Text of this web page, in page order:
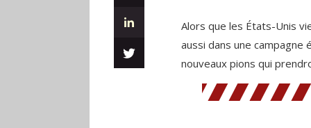
Alors que les États-Unis
aussi dans une
nouveaux pions qui